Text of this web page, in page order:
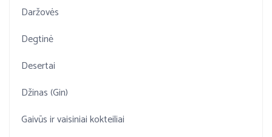
Daržovės
Degtinė
Desertai
Džinas (Gin)
Gaivūs ir vaisiniai kokteiliai